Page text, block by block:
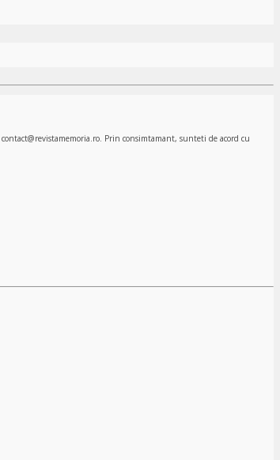
Prin consimtamant, sunteti de acord cu